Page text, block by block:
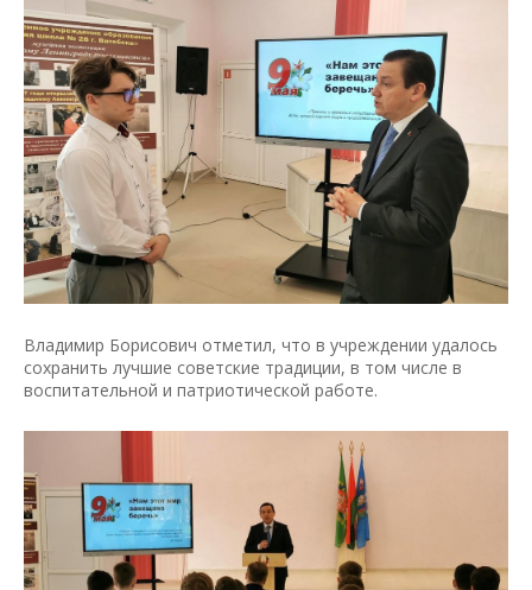
Владимир Борисович отметил, что в учреждении удалось
сохранить лучшие советские традиции, в том числе в
воспитательной и патриотической работе.